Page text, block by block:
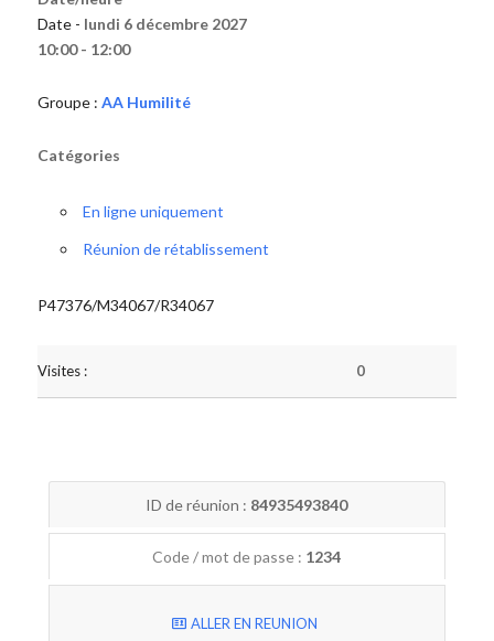
Date - lundi 6 décembre 2027
10:00 - 12:00
Groupe : AA Humilité
Catégories
En ligne uniquement
Réunion de rétablissement
P47376/M34067/R34067
Visites : 0
ID de réunion : 84935493840
Code / mot de passe : 1234
ALLER EN REUNION